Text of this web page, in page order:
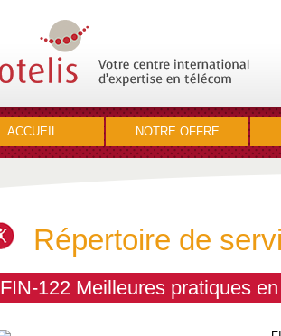
ACCUEIL NOTRE OFFRE
Répertoire de
FIN-122 Meilleures pratiques